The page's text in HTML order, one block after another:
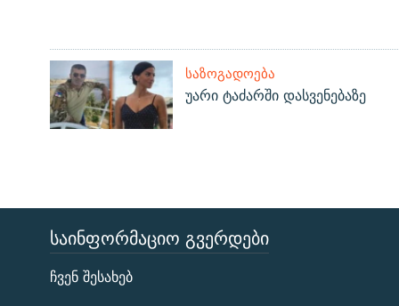
ЭХО КАВКАЗА
ᲡᲐᲖᲝᲒᲐᲓᲝᲔᲑᲐ
უარი ტაძარში დასვენებაზე
ᲡᲐᲘᲜᲤᲝᲠᲛᲐᲪᲘᲝ ᲒᲕᲔᲠᲓᲔᲑᲘ
ჩვენ შესახებ